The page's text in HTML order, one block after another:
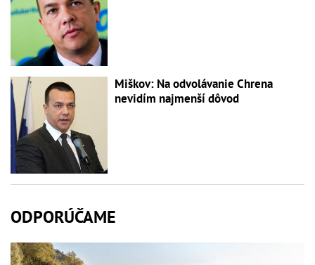
Miškov: Na odvolávanie Chrena
nevidím najmenší dôvod
ODPORÚČAME